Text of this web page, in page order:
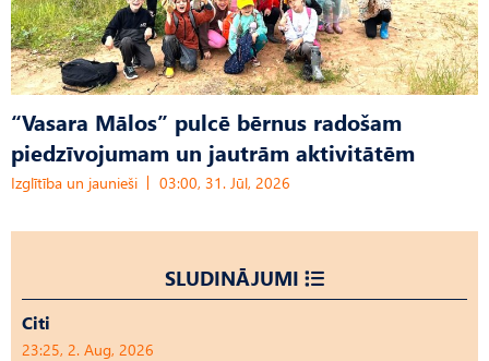
“Vasara Mālos” pulcē bērnus radošam
piedzīvojumam un jautrām aktivitātēm
Izglītība un jaunieši 03:00, 31. Jūl, 2026
SLUDINĀJUMI
Citi
23:25, 2. Aug, 2026